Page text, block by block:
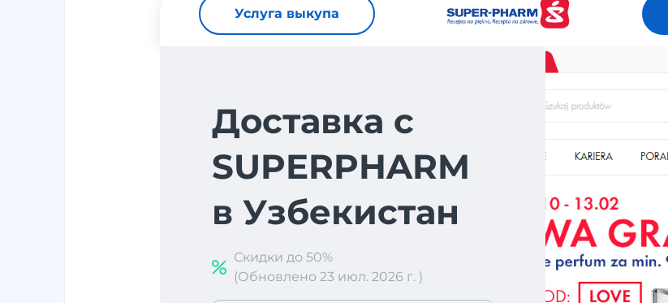
Услуга выкупа
Доставка с
SUPERPHARM
в Узбекистан
Скидки до 50%
(Обновлено 23 июл. 2026 г. )